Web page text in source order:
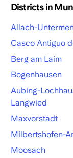
Districts in
Allach-
Casco Antiguo
Berg am Laim
Bogenhausen
Aubing-
Langwied
Maxvorstadt
Milbertshofen-
Moosach